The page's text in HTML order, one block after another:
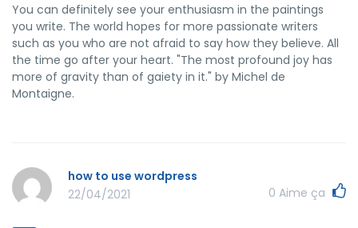
You can definitely see your enthusiasm in the paintings
you write. The world hopes for more passionate writers
such as you who are not afraid to say how they believe. All
the time go after your heart. "The most profound joy has
more of gravity than of gaiety in it." by Michel de
Montaigne.
how to use wordpress
22/04/2021
0 Aime ça